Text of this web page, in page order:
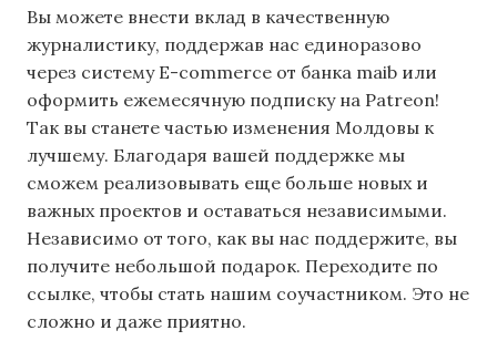
Вы можете внести вклад в качественную
журналистику, поддержав нас единоразово
через систему E-commerce от банка maib или
оформить ежемесячную подписку на Patreon!
Так вы станете частью изменения Молдовы к
лучшему. Благодаря вашей поддержке мы
сможем реализовывать еще больше новых и
важных проектов и оставаться независимыми.
Независимо от того, как вы нас поддержите, вы
получите небольшой подарок. Переходите по
ссылке, чтобы стать нашим соучастником. Это не
сложно и даже приятно.